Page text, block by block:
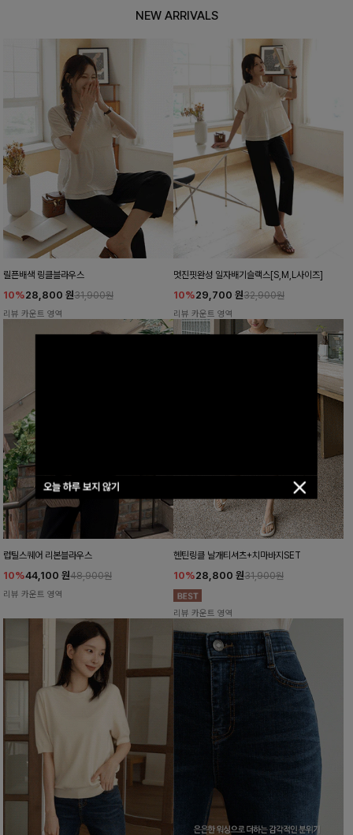
오늘 하루 보지 않기
NEW ARRIVALS
릴픈배색 링클블라우스
10%28,800 원31,900원
리뷰 카운트 영역
멋진핏완성 일자배기슬랙스[S,M,L사이즈]
10%29,700 원32,900원
리뷰 카운트 영역
럽틸스퀘어 리본블라우스
10%44,100 원48,900원
리뷰 카운트 영역
헨틴링클 날개티셔츠+치마바지SET
10%28,800 원31,900원
리뷰 카운트 영역